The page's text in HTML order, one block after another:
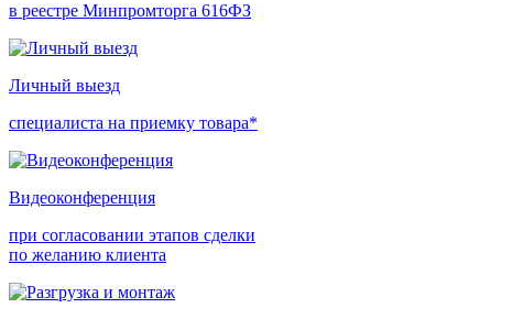
в реестре Минпромторга 616ФЗ
Личный выезд
специалиста на приемку товара*
Видеоконференция
при согласовании этапов сделки
по желанию клиента